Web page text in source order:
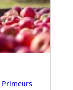
Primeurs